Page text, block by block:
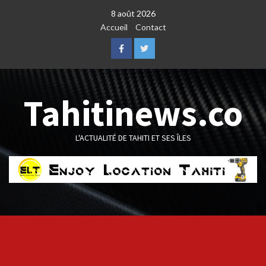
8 août 2026
Accueil
Contact
FacebookTwitter
Tahitinews.co
L'ACTUALITÉ DE TAHITI ET SES ÎLES